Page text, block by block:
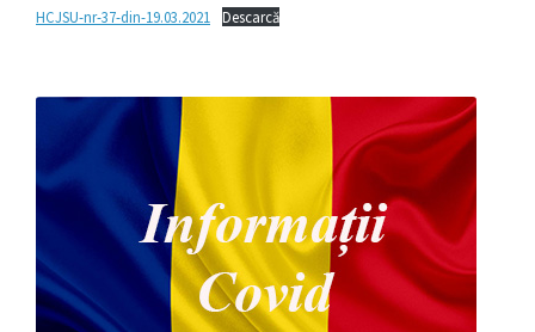
HCJSU-nr-37-din-19.03.2021 Descarcă